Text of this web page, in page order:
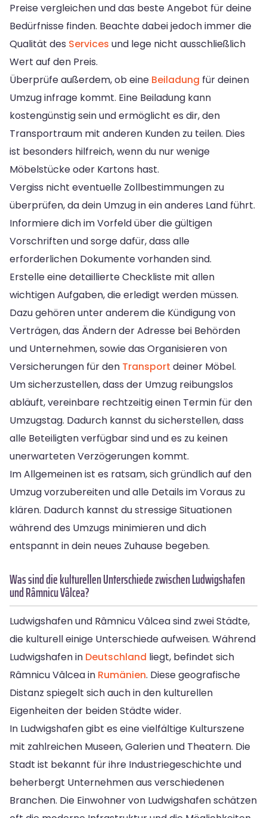
Preise vergleichen und das beste Angebot für deine
Bedürfnisse finden. Beachte dabei jedoch immer die
Qualität des Services und lege nicht ausschließlich
Wert auf den Preis.
Überprüfe außerdem, ob eine Beiladung für deinen
Umzug infrage kommt. Eine Beiladung kann
kostengünstig sein und ermöglicht es dir, den
Transportraum mit anderen Kunden zu teilen. Dies
ist besonders hilfreich, wenn du nur wenige
Möbelstücke oder Kartons hast.
Vergiss nicht eventuelle Zollbestimmungen zu
überprüfen, da dein Umzug in ein anderes Land führt.
Informiere dich im Vorfeld über die gültigen
Vorschriften und sorge dafür, dass alle
erforderlichen Dokumente vorhanden sind.
Erstelle eine detaillierte Checkliste mit allen
wichtigen Aufgaben, die erledigt werden müssen.
Dazu gehören unter anderem die Kündigung von
Verträgen, das Ändern der Adresse bei Behörden
und Unternehmen, sowie das Organisieren von
Versicherungen für den Transport deiner Möbel.
Um sicherzustellen, dass der Umzug reibungslos
abläuft, vereinbare rechtzeitig einen Termin für den
Umzugstag. Dadurch kannst du sicherstellen, dass
alle Beteiligten verfügbar sind und es zu keinen
unerwarteten Verzögerungen kommt.
Im Allgemeinen ist es ratsam, sich gründlich auf den
Umzug vorzubereiten und alle Details im Voraus zu
klären. Dadurch kannst du stressige Situationen
während des Umzugs minimieren und dich
entspannt in dein neues Zuhause begeben.
Was sind die kulturellen Unterschiede zwischen Ludwigshafen
und Râmnicu Vâlcea?
Ludwigshafen und Râmnicu Vâlcea sind zwei Städte,
die kulturell einige Unterschiede aufweisen. Während
Ludwigshafen in Deutschland liegt, befindet sich
Râmnicu Vâlcea in Rumänien. Diese geografische
Distanz spiegelt sich auch in den kulturellen
Eigenheiten der beiden Städte wider.
In Ludwigshafen gibt es eine vielfältige Kulturszene
mit zahlreichen Museen, Galerien und Theatern. Die
Stadt ist bekannt für ihre Industriegeschichte und
beherbergt Unternehmen aus verschiedenen
Branchen. Die Einwohner von Ludwigshafen schätzen